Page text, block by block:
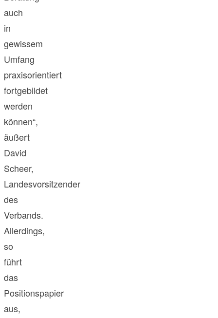
auch
in
gewissem
Umfang
praxisorientiert
fortgebildet
werden
können“,
äußert
David
Scheer,
Landesvorsitzender
des
Verbands.
Allerdings,
so
führt
das
Positionspapier
aus,